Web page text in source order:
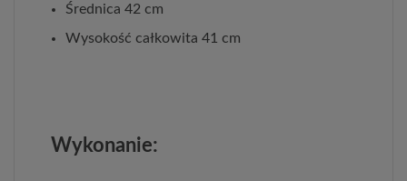
Średnica 42 cm
Wysokość całkowita 41 cm
Wykonanie: